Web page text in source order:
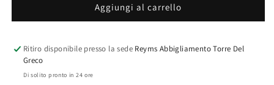
Aggiungi al carrello
Ritiro disponibile presso la sede Reyms Abbigliamento Torre Del
Greco
Di solito pronto in 24 ore